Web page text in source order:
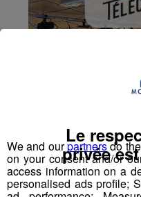
We and ourpartnersdo
on your consent and/or
access information on a
personalised ads profile;
Le
privée